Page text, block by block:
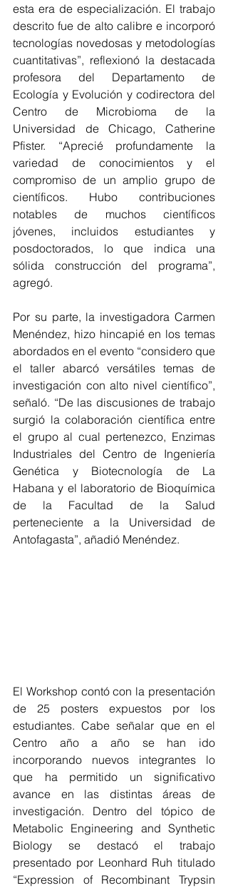
esta era de especialización. El trabajo
descrito fue de alto calibre e incorporó
tecnologías novedosas y metodologías
cuantitativas”, reflexionó la destacada
profesora del Departamento de
Ecología y Evolución y codirectora del
Centro de Microbioma de la
Universidad de Chicago, Catherine
Pfister. “Aprecié profundamente la
variedad de conocimientos y el
compromiso de un amplio grupo de
científicos. Hubo contribuciones
notables de muchos científicos
jóvenes, incluidos estudiantes y
posdoctorados, lo que indica una
sólida construcción del programa”,
agregó.
Por su parte, la investigadora Carmen
Menéndez, hizo hincapié en los temas
abordados en el evento “considero que
el taller abarcó versátiles temas de
investigación con alto nivel científico”,
señaló. “De las discusiones de trabajo
surgió la colaboración científica entre
el grupo al cual pertenezco, Enzimas
Industriales del Centro de Ingeniería
Genética y Biotecnología de La
Habana y el laboratorio de Bioquímica
de la Facultad de la Salud
perteneciente a la Universidad de
Antofagasta”, añadió Menéndez.
El Workshop contó con la presentación
de 25 posters expuestos por los
estudiantes. Cabe señalar que en el
Centro año a año se han ido
incorporando nuevos integrantes lo
que ha permitido un significativo
avance en las distintas áreas de
investigación. Dentro del tópico de
Metabolic Engineering and Synthetic
Biology se destacó el trabajo
presentado por Leonhard Ruh titulado
“Expression of Recombinant Trypsin